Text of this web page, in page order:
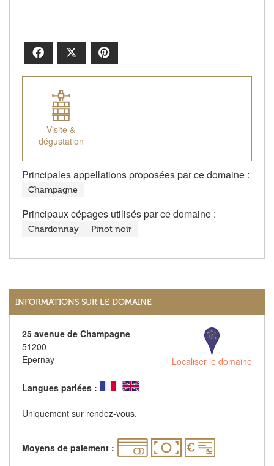
Facebook
Visite &
dégustation
Principales appellations proposées par ce domaine :
Champagne
Principaux cépages utilisés par ce domaine :
Chardonnay Pinot noir
INFORMATIONS SUR LE DOMAINE
25 avenue de Champagne
51200
Epernay
Localiser le domaine
Langues parlées :
Uniquement sur rendez-vous.
Moyens de paiement :